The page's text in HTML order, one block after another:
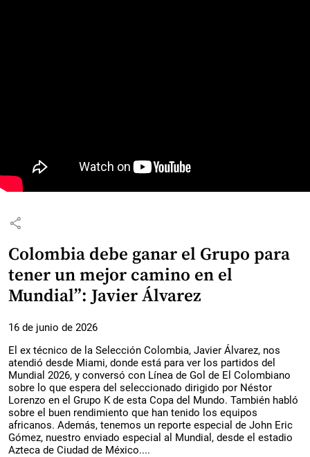
share
Colombia debe ganar el Grupo para
tener un mejor camino en el
Mundial”: Javier Álvarez
16 de junio de 2026
El ex técnico de la Selección Colombia, Javier Álvarez, nos
atendió desde Miami, donde está para ver los partidos del
Mundial 2026, y conversó con Línea de Gol de El Colombiano
sobre lo que espera del seleccionado dirigido por Néstor
Lorenzo en el Grupo K de esta Copa del Mundo. También habló
sobre el buen rendimiento que han tenido los equipos
africanos. Además, tenemos un reporte especial de John Eric
Gómez, nuestro enviado especial al Mundial, desde el estadio
Azteca de Ciudad de México....